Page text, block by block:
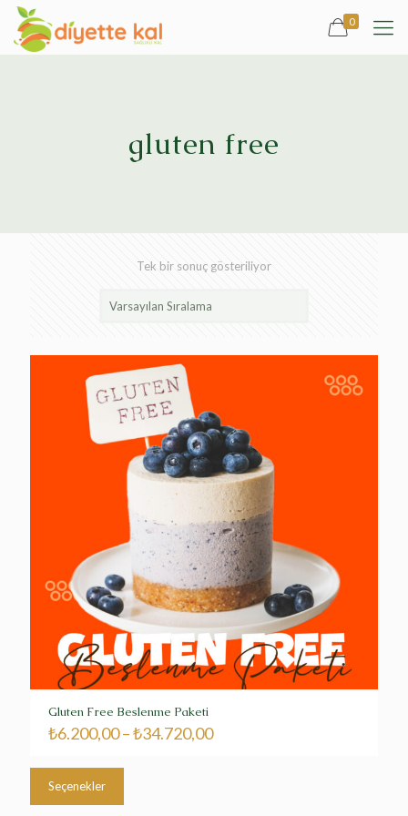
0
gluten free
Tek bir sonuç gösteriliyor
Gluten Free Beslenme Paketi
₺6.200,00–₺34.720,00
Seçenekler